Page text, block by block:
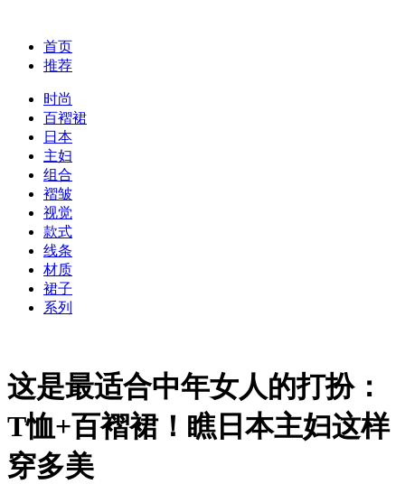
首页
推荐
时尚
百褶裙
日本
主妇
组合
褶皱
视觉
款式
线条
材质
裙子
系列
这是最适合中年女人的打扮：
T恤+百褶裙！瞧日本主妇这样
穿多美